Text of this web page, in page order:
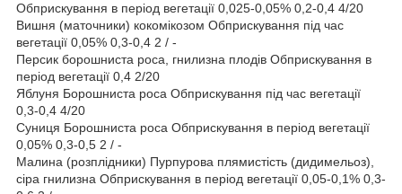
Обприскування в період вегетації 0,025-0,05% 0,2-0,4 4/20
Вишня (маточники) кокомікозом Обприскування під час
вегетації 0,05% 0,3-0,4 2 / -
Персик борошниста роса, гнилизна плодів Обприскування в
період вегетації 0,4 2/20
Яблуня Борошниста роса Обприскування під час вегетації
0,3-0,4 4/20
Суниця Борошниста роса Обприскування в період вегетації
0,05% 0,3-0,5 2 / -
Малина (розплідники) Пурпурова плямистість (дидимельоз),
сіра гнилизна Обприскування в період вегетації 0,05-0,1% 0,3-